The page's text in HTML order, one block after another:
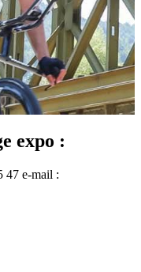
expo :
47 e-mail :